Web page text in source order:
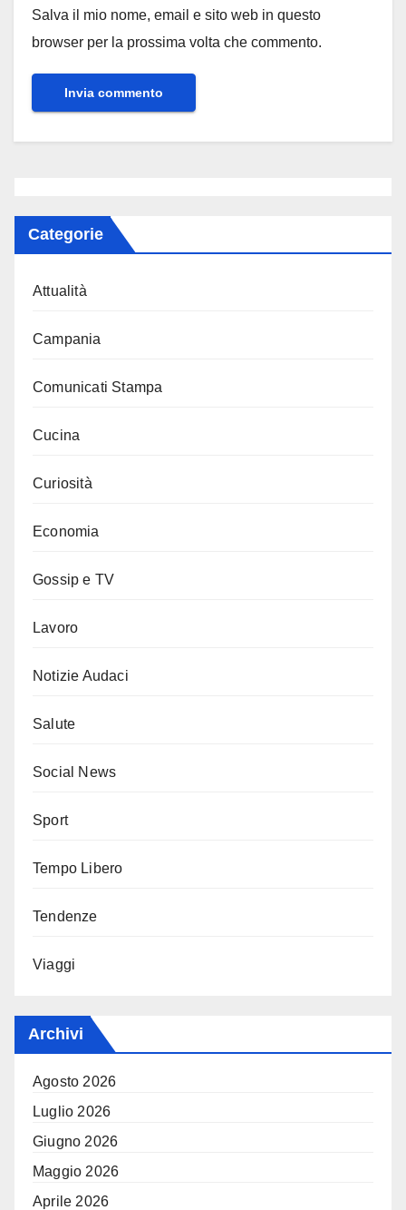
Salva il mio nome, email e sito web in questo
browser per la prossima volta che commento.
Categorie
Attualità
Campania
Comunicati Stampa
Cucina
Curiosità
Economia
Gossip e TV
Lavoro
Notizie Audaci
Salute
Social News
Sport
Tempo Libero
Tendenze
Viaggi
Archivi
Agosto 2026
Luglio 2026
Giugno 2026
Maggio 2026
Aprile 2026